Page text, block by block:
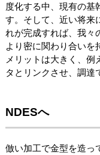
度化する中、現有の基
す。そして、近い将来
れが完成すれば、我々
より密に関わり合いを
メリットは大きく、
タとリンクさせ、調達
NDESへ
倣い加工で金型を造っ